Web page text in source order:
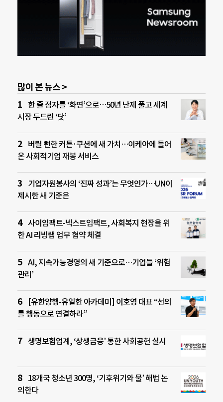
많이 본 뉴스 >
한 줄 점자를 ‘화면’으로…50년 난제 풀고 세계
시장 두드린 ‘닷’
버릴 뻔한 커튼·쿠션에 새 가치…이케아에 들어
온 사회적기업 재봉 서비스
기업자원봉사의 ‘진짜 성과’는 무엇인가…UN이
제시한 새 기준은
사이임팩트-넥스트임팩트, 사회복지 현장을 위
한 AI 리빙랩 업무 협약 체결
AI, 지속가능경영의 새 기준으로…기업들 ‘위험
관리’
[유한양행-유일한 아카데미] 이호영 대표 “선의
를 행동으로 연결하라”
생명보험업계, ‘상생금융’ 통한 사회공헌 실시
18개국 청소년 300명, ‘기후위기와 물’ 해법 논
의한다